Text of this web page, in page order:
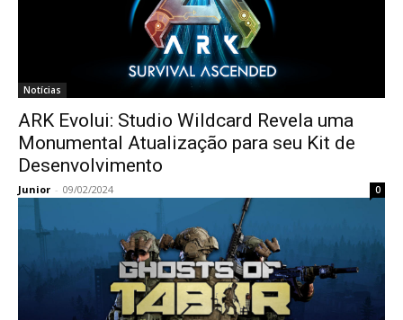
Notícias
ARK Evolui: Studio Wildcard Revela uma
Monumental Atualização para seu Kit de
Desenvolvimento
Junior - 09/02/2024 0